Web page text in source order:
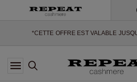
*CETTE OFFRE EST VALABLE
*NON VALABLE SUR
*EXCEPTIONS PEUVENT